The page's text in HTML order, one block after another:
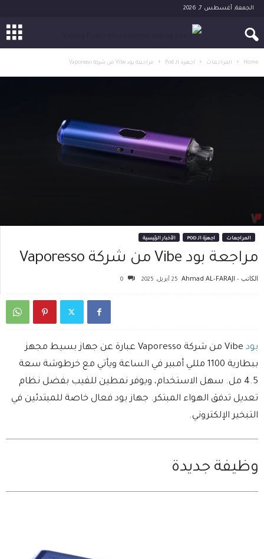
الجمعة, أغسطس 7, 2026
Home المراجعات اجهزة الـ Pod مراجعة بود Vibe من شركة Vaporesso
المراجعات اجهزة الـ POD الأخبار الرئيسية
مراجعة بود Vibe من شركة Vaporesso
الكاتب - Ahmad AL-FARAJI 25 أبريل، 2025 0
بود
Vibe من شركة Vaporesso عبارة عن جهاز بسيط مجهز
ببطارية 1100 مللي أمبير في الساعة ويأتي مع خرطوشة سعة
4.5 مل. سهل الاستخدام، ويوفر نمطين للفيب بفضل نظام
تعديل تدفق الهواء المبتكر. جهاز بود فعال خاصة للمبتدئين في
التبخير الإلكتروني.
وظيفة جديدة